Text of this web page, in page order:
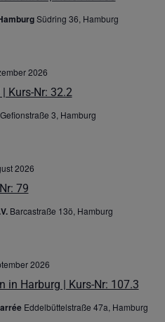
Südring 36, Hamburg
Kurs-Nr: 32.2
2026
Gefionstraße 3, Hamburg
79
2026
Barcastraße 13ö, Hamburg
in Harburg | Kurs-Nr: 107.3
2026
Eddelbüttelstraße 47a, Hamburg